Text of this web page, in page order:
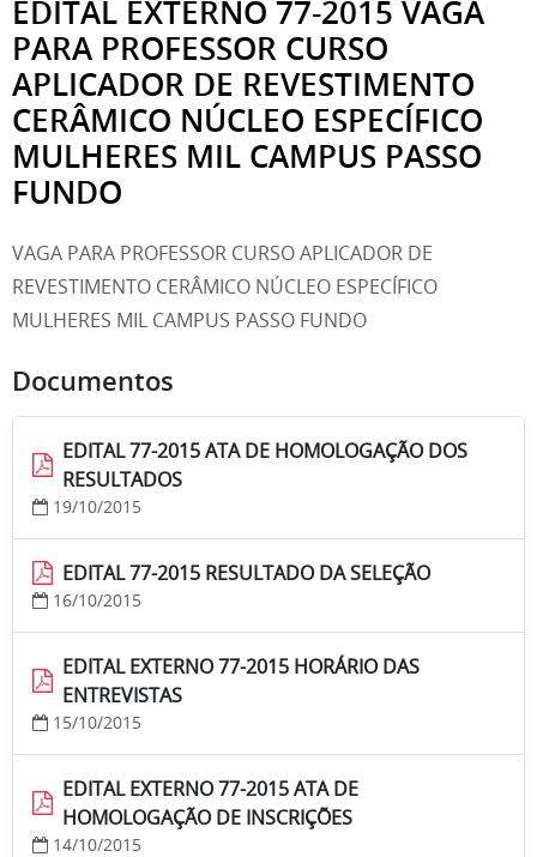
EDITAL EXTERNO 77-2015 VAGA
PARA PROFESSOR CURSO
APLICADOR DE REVESTIMENTO
CERÂMICO NÚCLEO ESPECÍFICO
MULHERES MIL CAMPUS PASSO
FUNDO
VAGA PARA PROFESSOR CURSO APLICADOR DE
REVESTIMENTO CERÂMICO NÚCLEO ESPECÍFICO
MULHERES MIL CAMPUS PASSO FUNDO
Documentos
EDITAL 77-2015 ATA DE HOMOLOGAÇÃO DOS
RESULTADOS
19/10/2015
EDITAL 77-2015 RESULTADO DA SELEÇÃO
16/10/2015
EDITAL EXTERNO 77-2015 HORÁRIO DAS
ENTREVISTAS
15/10/2015
EDITAL EXTERNO 77-2015 ATA DE
HOMOLOGAÇÃO DE INSCRIÇÕES
14/10/2015